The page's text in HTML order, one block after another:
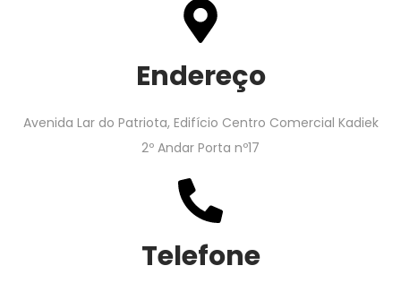
Endereço
Avenida Lar do Patriota, Edifício Centro Comercial Kadiek
2º Andar Porta nº17
Telefone